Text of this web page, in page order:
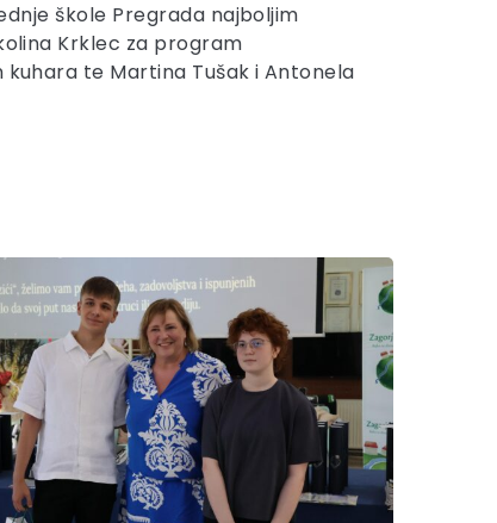
škole Pregrada najboljim
Krklec za program
te Martina Tušak i Antonela